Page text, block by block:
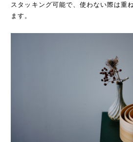
スタッキング可能で、使わない際は重
ます。